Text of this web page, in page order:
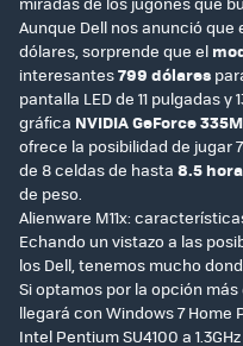
Aunque Dell nos anunció que
dólares, sorprende que el
interesantes799 dólares
pantalla LED de 11 pulgadas y
gráfica NVIDIA GeForce 335M
ofrece la posibilidad de jugar
de 8 celdas de hasta 8.5
de peso.
Alienware M11x:
Echando un vistazo a las
los Dell, tenemos mucho
Si optamos por la opción
llegará con Windows 7
Intel Pentium SU4100 a